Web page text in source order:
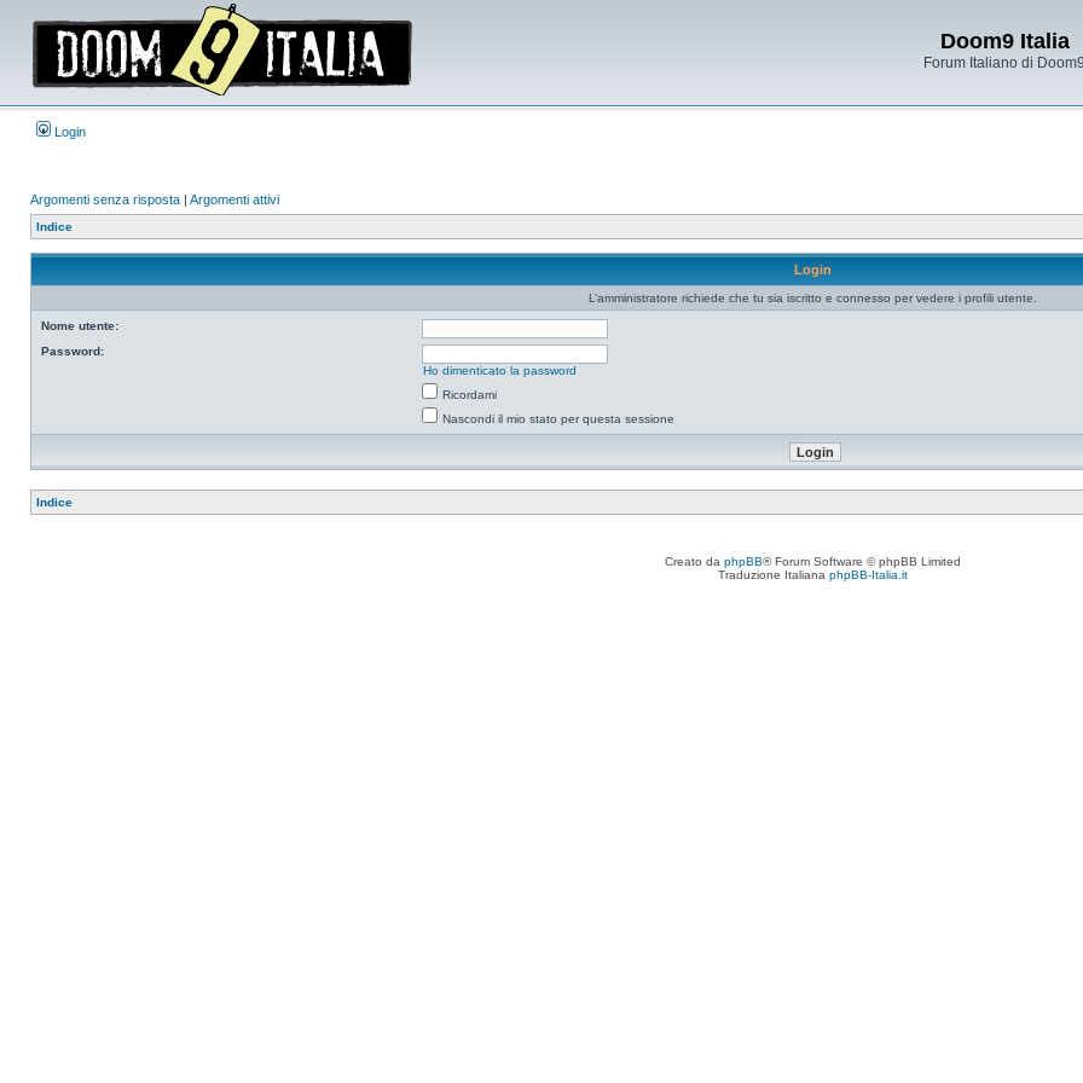
Doom9 Italia
Forum Italiano di Doom9
Login
Argomenti senza risposta | Argomenti attivi
Indice
Login
L’amministratore richiede che tu sia iscritto e connesso per vedere i profili utente.
Nome utente:
Password:
Ho dimenticato la password
Ricordami
Nascondi il mio stato per questa sessione
Indice
Creato da phpBB® Forum Software © phpBB Limited
Traduzione Italiana phpBB-Italia.it